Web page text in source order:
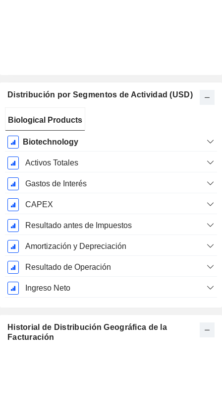
Distribución por Segmentos de Actividad (USD)
fiscal:
Diciembre
Biological Products
Biotechnology
Activos Totales
Gastos de Interés
CAPEX
Resultado antes de Impuestos
Amortización y Depreciación
Resultado de Operación
Ingreso Neto
Historial de Distribución Geográfica de la
Facturación